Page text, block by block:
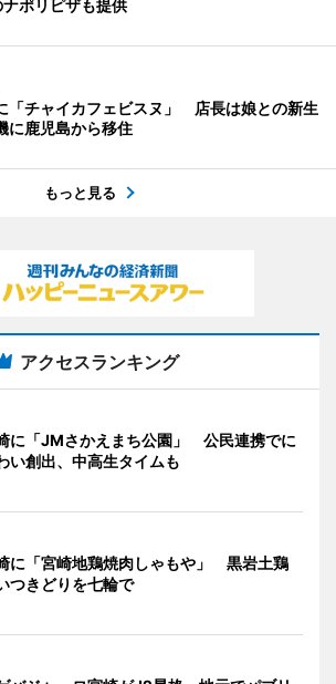
ポリピザも提供
「チャイカフェビスヌ」 店長は娘との新生
に鹿児島から移住
もっと見る
アクセスランキング
に「JMさかえまち公園」 公民連携でに
い創出、中高生タイムも
に「宮崎地鶏焼肉しゃもや」 黒岩土鶏
つきどりを七輪で